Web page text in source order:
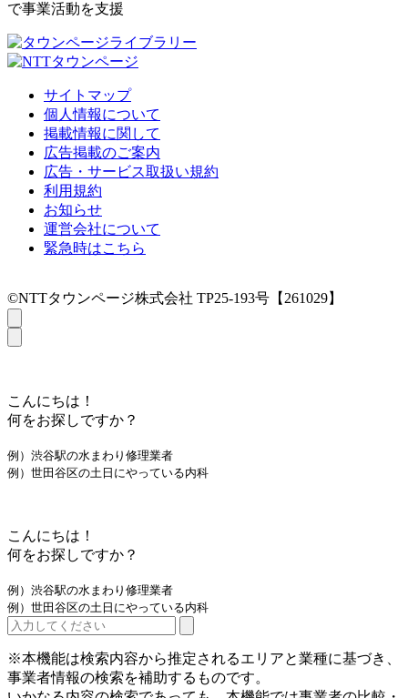
で事業活動を支援
サイトマップ
個人情報について
掲載情報に関して
広告掲載のご案内
広告・サービス取扱い規約
利用規約
お知らせ
運営会社について
緊急時はこちら
©NTTタウンページ株式会社 TP25-193号【261029】
こんにちは！
何をお探しですか？
例）渋谷駅の水まわり修理業者
例）世田谷区の土日にやっている内科
こんにちは！
何をお探しですか？
例）渋谷駅の水まわり修理業者
例）世田谷区の土日にやっている内科
※本機能は検索内容から推定されるエリアと業種に基づき、
事業者情報の検索を補助するものです。